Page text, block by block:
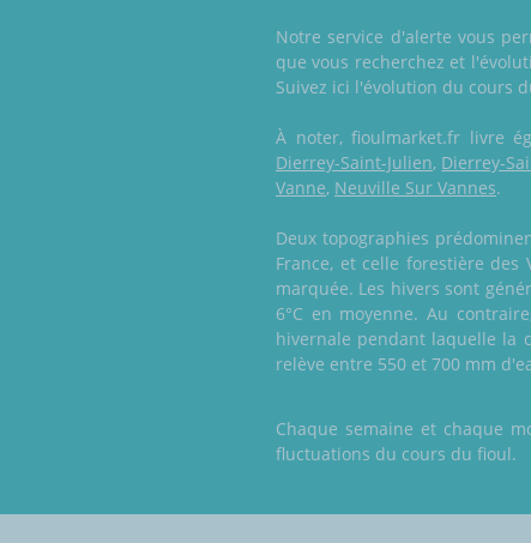
Notre service d'alerte vous
que vous recherchez et
Suivez ici l'évolution du cours
À noter, fioulmarket.fr livre
Dierrey-Saint-Julien, Dierrey-
Vanne, Neuville Sur Vannes.
Deux topographies
France, et celle forestière
marquée. Les hivers sont
6°C en moyenne. Au
hivernale pendant laquelle la
relève entre 550 et 700 mm
Chaque semaine et chaque
fluctuations du cours du fioul.